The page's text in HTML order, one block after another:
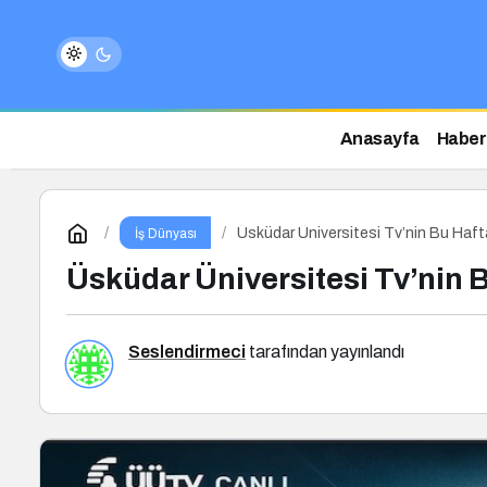
Anasayfa
İş Dünyası Üsküdar Üniversitesi Tv’nin Bu
Üsküdar Üniversitesi Tv’nin
Seslendirmeci tarafından yayınlandı